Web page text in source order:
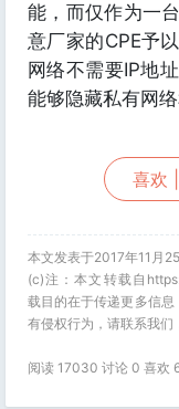
能，而仅作为一
意厂家的CPE予
网络不需要IP地
能够隐藏私有网
喜欢 |
本文发表于2017年11月
(c)注：本文转载自
载目的在于传递更多信
有侵权行为，请联系我们
阅读 17030 讨论 0 喜欢